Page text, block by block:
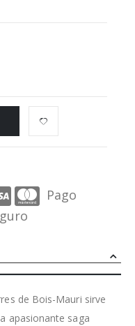
Pago
de Bois-Mauri sirve
apasionante saga